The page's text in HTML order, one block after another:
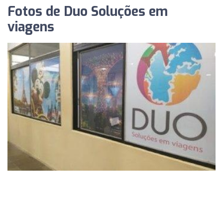
Fotos de Duo Soluções em
viagens